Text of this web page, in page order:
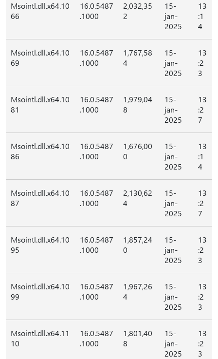
Msointl.dll.x64.10
66
16.0.5487
.1000
2,032,35
2
15-
jan-
2025
13
:1
4
Msointl.dll.x64.10
69
16.0.5487
.1000
1,767,58
4
15-
jan-
2025
13
:2
3
Msointl.dll.x64.10
81
16.0.5487
.1000
1,979,04
8
15-
jan-
2025
13
:2
7
Msointl.dll.x64.10
86
16.0.5487
.1000
1,676,00
0
15-
jan-
2025
13
:1
4
Msointl.dll.x64.10
87
16.0.5487
.1000
2,130,62
4
15-
jan-
2025
13
:2
7
Msointl.dll.x64.10
95
16.0.5487
.1000
1,857,24
0
15-
jan-
2025
13
:2
3
Msointl.dll.x64.10
99
16.0.5487
.1000
1,967,26
4
15-
jan-
2025
13
:2
3
Msointl.dll.x64.11
10
16.0.5487
.1000
1,801,40
8
15-
jan-
2025
13
:2
3